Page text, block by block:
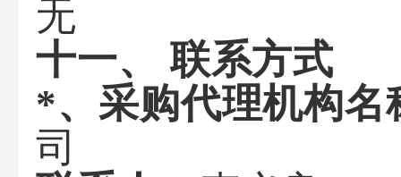
无
十一、 联系方式
*、采购代理机构名
司